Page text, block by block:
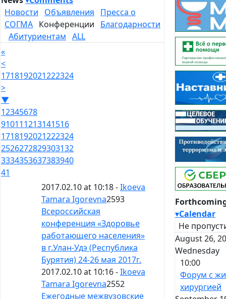
Новости
Объявления
Пресса о
СОГМА Конференции Благодарности
Абитуриентам ALL
«
<
1718192021222324
>
▼
12345678
910111213141516
1718192021222324
2526272829303132
3334353637383940
41
2017.02.10 at 10:18 -Ikoeva
Tamara Igorevna2593
Всероссийская
конференция «Здоровье
работающего населения»
в г.Улан-Удэ (Республика
Бурятия) 24-26 мая 2017г.
2017.02.10 at 10:16 -Ikoeva
Tamara Igorevna2552
Ежегодные межвузовские
▾Calendar
Не
August 26,
Wednesday
10:00
Форум с
хирургией